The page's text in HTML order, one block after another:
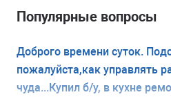
Популярные вопросы
Доброго времени суток.
пожалуйста,как управлять
чуда...Купил б/у, в кухне